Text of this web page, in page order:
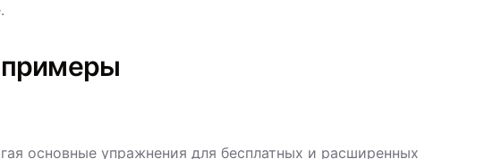
примеры
основные упражнения для бесплатных и расширенных